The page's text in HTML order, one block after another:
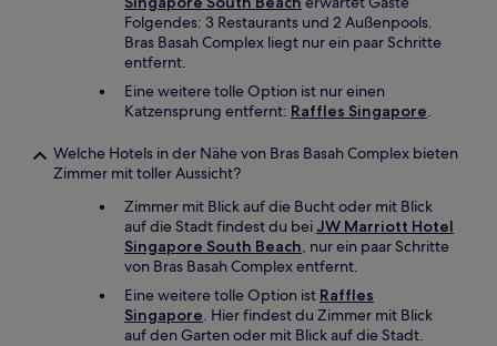
Folgendes: 3 Restaurants und 2 Außenpools.
Bras Basah Complex liegt nur ein paar Schritte
entfernt.
Eine weitere tolle Option ist nur einen
Katzensprung entfernt: Raffles Singapore.
Welche Hotels in der Nähe von Bras Basah Complex bieten
Zimmer mit toller Aussicht?
Zimmer mit Blick auf die Bucht oder mit Blick
auf die Stadt findest du bei JW Marriott Hotel
Singapore South Beach, nur ein paar Schritte
von Bras Basah Complex entfernt.
Eine weitere tolle Option ist Raffles
Singapore. Hier findest du Zimmer mit Blick
auf den Garten oder mit Blick auf die Stadt.